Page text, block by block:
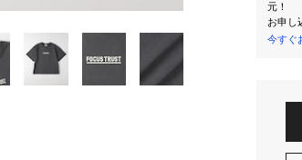
元！
お申し
今すぐ